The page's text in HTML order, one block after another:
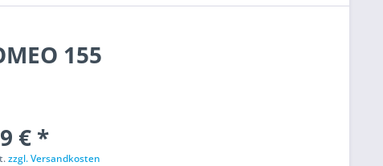
155
€ *
zzgl. Versandkosten